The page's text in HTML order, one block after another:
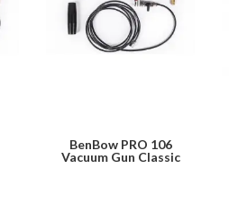
BenBow PRO 106
Vacuum Gun Classic